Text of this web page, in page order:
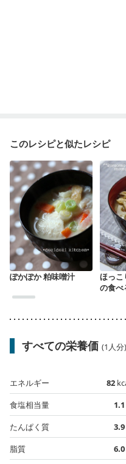
このレシピと似たレシピ
ぽかぽか 粕味噌汁
ほっこ
の食べ
すべての栄養価 (1人分)
エネルギー 82
食塩相当量
1.1
たんぱく質
3.9
脂質
6.0